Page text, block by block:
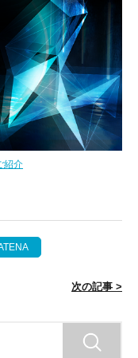
紹介
次の記事 >